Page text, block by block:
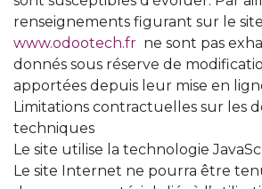
renseignements figurant sur le site
www.odootech.fr ne sont pas
donnés sous réserve de
apportées depuis leur mise en
Limitations contractuelles sur les
techniques
Le site utilise la technologie
Le site Internet ne pourra être